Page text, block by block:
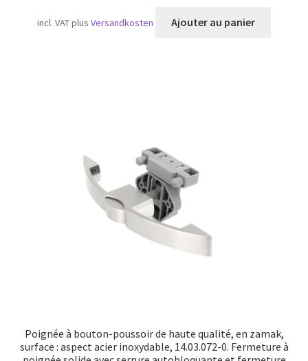
incl. VATplusVersandkosten Ajouter au panier
Poignée à bouton-poussoir de haute qualité, en zamak,
surface : aspect acier inoxydable, 14.03.072-0. Fermeture à